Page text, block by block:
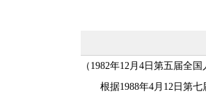
（1982年12月4日第五届全
根据1988年4月12日第七